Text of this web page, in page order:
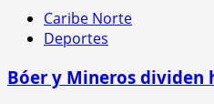
de
Entrega
equipamiento
Caribe Norte
Deportes
Bóer y Mineros dividen